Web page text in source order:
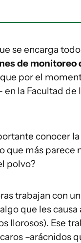
se encarga
de monitoreo
por el
la Facultad
conocer
que más parece
polvo?
trabajan con
que les
llorosos). Ese
–arácnidos